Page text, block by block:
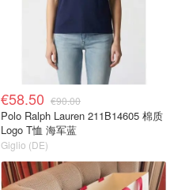
€58.50 €90.00
Polo Ralph Lauren 211B14605 棉质
Logo T恤 海军蓝
Giglio (DE)